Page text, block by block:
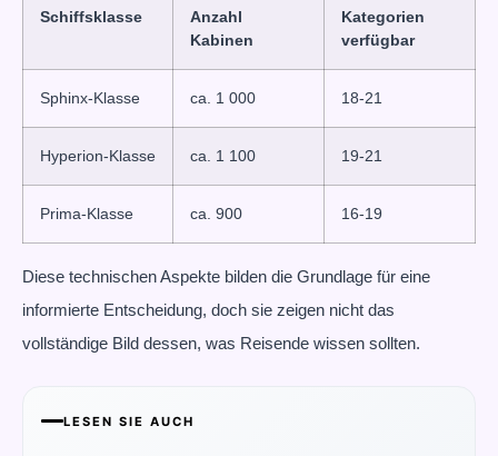
Schiffsklasse
Anzahl
Kabinen
Kategorien
verfügbar
Sphinx-Klasse ca. 1 000 18-21
Hyperion-Klasse ca. 1 100 19-21
Prima-Klasse ca. 900 16-19
Diese technischen Aspekte bilden die Grundlage für eine
informierte Entscheidung, doch sie zeigen nicht das
vollständige Bild dessen, was Reisende wissen sollten.
LESEN SIE AUCH